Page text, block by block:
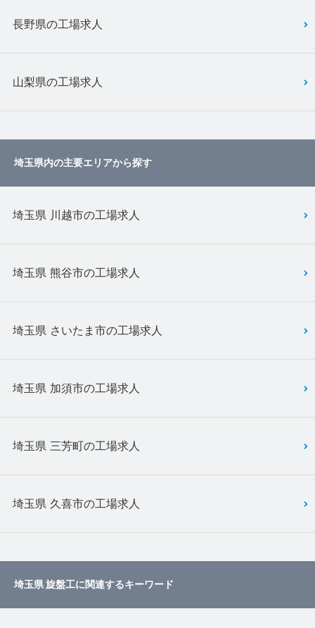
長野県の工場求人
山梨県の工場求人
埼玉県内の主要エリアから探す
埼玉県 川越市の工場求人
埼玉県 熊谷市の工場求人
埼玉県 さいたま市の工場求人
埼玉県 加須市の工場求人
埼玉県 三芳町の工場求人
埼玉県 久喜市の工場求人
埼玉県 旋盤工に関連するキーワード